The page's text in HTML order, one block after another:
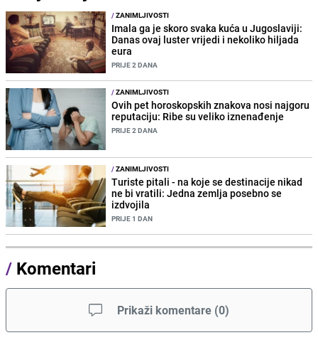
/ZANIMLJIVOSTI
Imala ga je skoro svaka kuća u Jugoslaviji:
Danas ovaj luster vrijedi i nekoliko hiljada
eura
PRIJE 2 DANA
/ZANIMLJIVOSTI
Ovih pet horoskopskih znakova nosi najgoru
reputaciju: Ribe su veliko iznenađenje
PRIJE 2 DANA
/ZANIMLJIVOSTI
Turiste pitali - na koje se destinacije nikad
ne bi vratili: Jedna zemlja posebno se
izdvojila
PRIJE 1 DAN
/ Komentari
Prikaži komentare (0)